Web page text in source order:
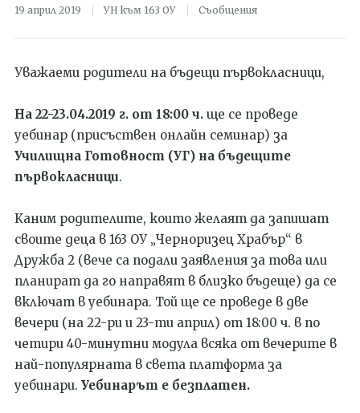
19 април 2019 УН към 163 ОУ Съобщения
Уважаеми родители на бъдещи първокласници,
На 22-23.04.2019 г. от 18:00 ч. ще се проведе
уебинар (присъствен онлайн семинар) за
Училищна Готовност (УГ) на бъдещите
първокласници.
Каним родителите, които желаят да запишат
своите деца в 163 ОУ „Черноризец Храбър“ в
Дружба 2 (вече са подали заявления за това или
планират да го направят в близко бъдеще) да се
включат в уебинара. Той ще се проведе в две
вечери (на 22-ри и 23-ти април) от 18:00 ч. в по
четири 40-минутни модула всяка от вечерите в
най-популярната в света платформа за
уебинари. Уебинарът е безплатен.